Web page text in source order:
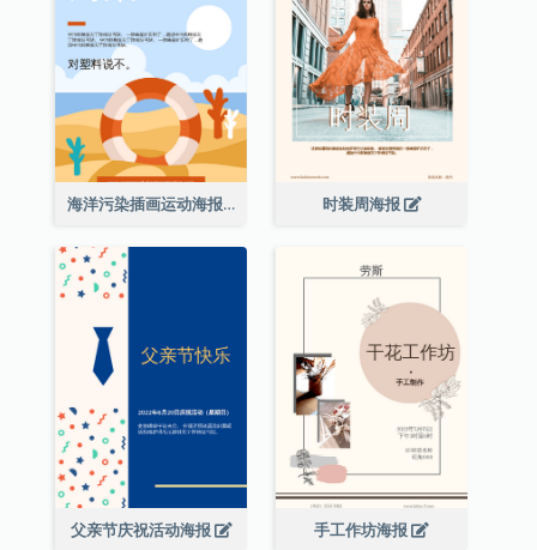
海洋污染插画运动海报 时装周海报
父亲节庆祝活动海报 手工作坊海报